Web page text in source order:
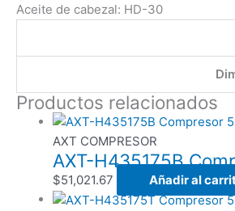
Aceite de cabezal: HD-30
Productos relacionados
AXT COMPRESOR
AXT-H435175B
$51,021.67 Añadir al